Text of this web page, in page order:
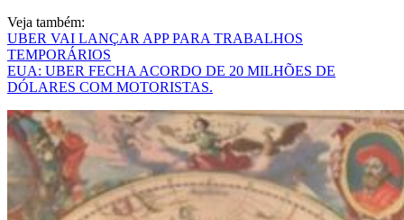
Veja também:
UBER VAI LANÇAR APP PARA TRABALHOS
TEMPORÁRIOS
EUA: UBER FECHA ACORDO DE 20 MILHÕES DE
DÓLARES COM MOTORISTAS.